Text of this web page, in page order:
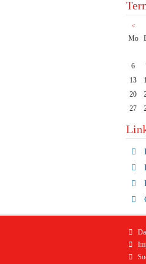
<
Mo
6
13
20
27